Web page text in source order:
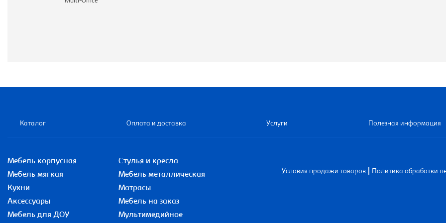
Каталог Оплата и доставка Услуги Полезная информация
Мебель корпусная
Стулья и кресла
Мебель мягкая
Мебель металлическая
Кухни
Матрасы
Аксессуары
Мебель на заказ
Мебель для ДОУ
Мультимедийное
Условия продажи товаров Политика обработки